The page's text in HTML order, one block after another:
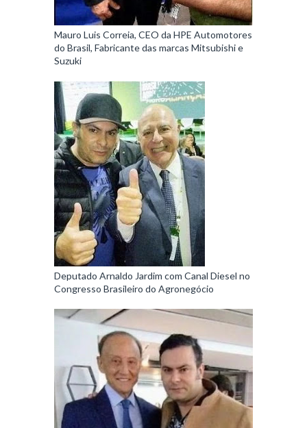
Mauro Luis Correia, CEO da HPE Automotores
do Brasil, Fabricante das marcas Mitsubishi e
Suzuki
Deputado Arnaldo Jardim com Canal Diesel no
Congresso Brasileiro do Agronegócio